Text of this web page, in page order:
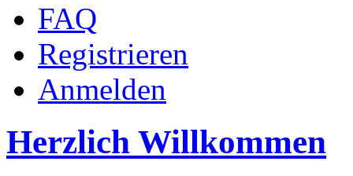
FAQ
Registrieren
Anmelden
Herzlich Willkommen